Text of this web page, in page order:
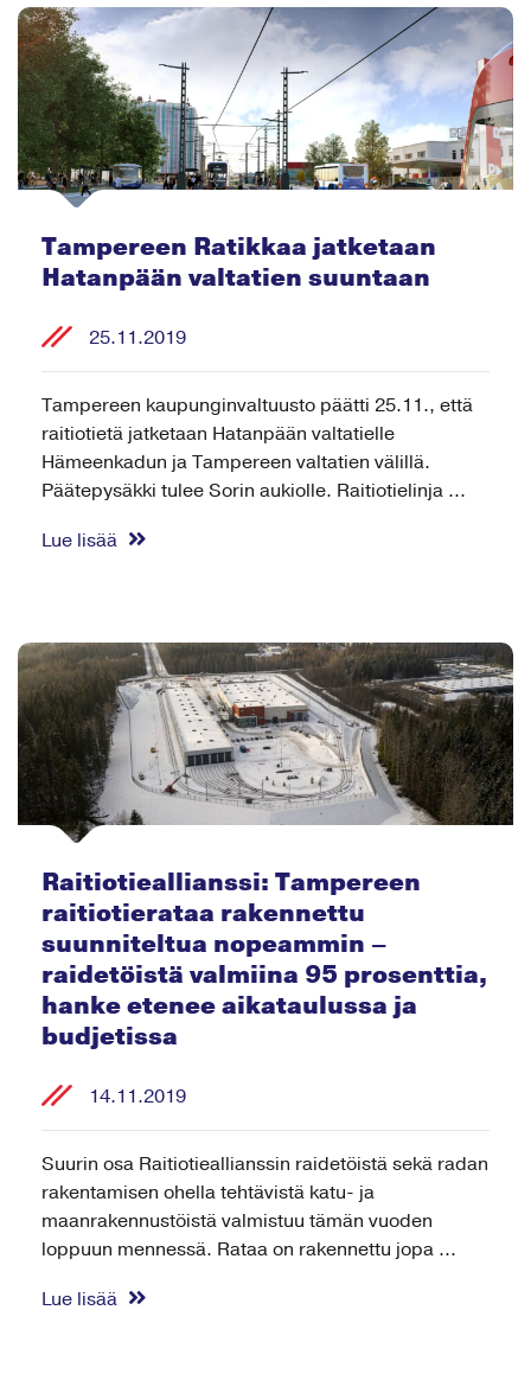
Tampereen Ratikkaa jatketaan
Hatanpään valtatien suuntaan
25.11.2019
Tampereen kaupunginvaltuusto päätti 25.11., että
raitiotietä jatketaan Hatanpään valtatielle
Hämeenkadun ja Tampereen valtatien välillä.
Päätepysäkki tulee Sorin aukiolle. Raitiotielinja ...
Lue lisää
Raitiotieallianssi: Tampereen
raitiotierataa rakennettu
suunniteltua nopeammin –
raidetöistä valmiina 95 prosenttia,
hanke etenee aikataulussa ja
budjetissa
14.11.2019
Suurin osa Raitiotieallianssin raidetöistä sekä radan
rakentamisen ohella tehtävistä katu- ja
maanrakennustöistä valmistuu tämän vuoden
loppuun mennessä. Rataa on rakennettu jopa ...
Lue lisää